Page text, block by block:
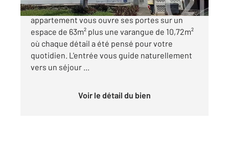
SAINT DENIS: Proximité de la Providence. Cet
appartement vous ouvre ses portes sur un
espace de 63m² plus une varangue de 10,72m²
où chaque détail a été pensé pour votre
quotidien. L'entrée vous guide naturellement
vers un séjour ...
Voir le détail du bien